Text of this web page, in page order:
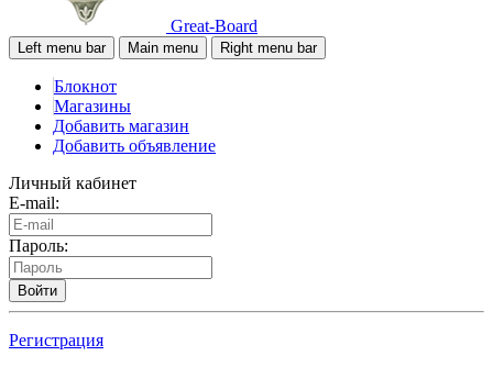
Great-Board
Left menu bar Main menu Right menu bar
Блокнот
Магазины
Добавить магазин
Добавить объявление
Личный кабинет
E-mail:
Пароль:
Войти
Регистрация